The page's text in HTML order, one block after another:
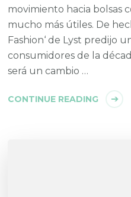
movimiento hacia bolsas
mucho más útiles. De
Fashion‘ de Lyst predijo
consumidores de la
será un cambio …
CONTINUE READING